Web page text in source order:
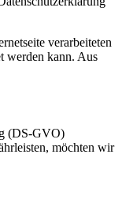
verarbeiteten
werden kann. Aus
(DS-GVO)
möchten wir